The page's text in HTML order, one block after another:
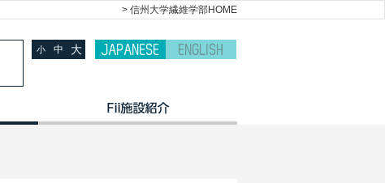
> 信州大学繊維学部HOME
小 中 大